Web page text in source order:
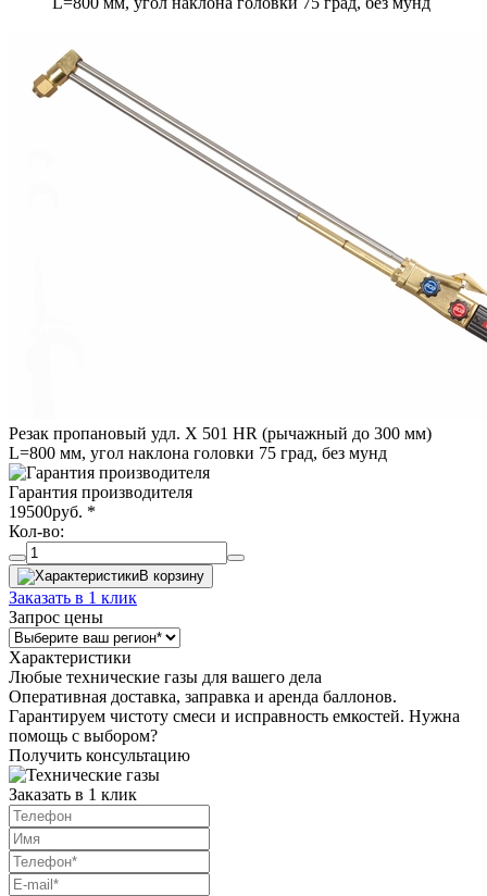
Резак пропановый удл. X 501 HR (рычажный до 300 мм)
L=800 мм, угол наклона головки 75 град, без мунд
Гарантия производителя
19500руб. *
Кол-во:
В корзину
Заказать в 1 клик
Запрос цены
Характеристики
Любые технические газы для вашего дела
Оперативная доставка, заправка и аренда баллонов.
Гарантируем чистоту смеси и исправность емкостей. Нужна
помощь с выбором?
Получить консультацию
Заказать в 1 клик